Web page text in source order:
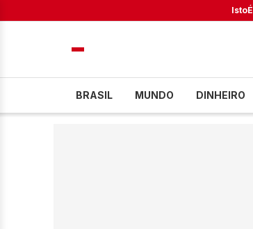
IstoÉ
BRASIL MUNDO DINHEIRO